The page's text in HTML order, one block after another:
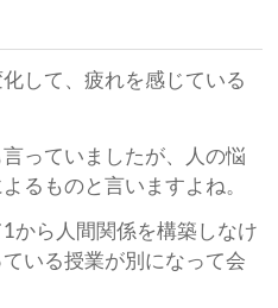
して、疲れを感じている
っていましたが、人の悩
るものと言いますよね。
から人間関係を構築しなけ
いる授業が別になって会